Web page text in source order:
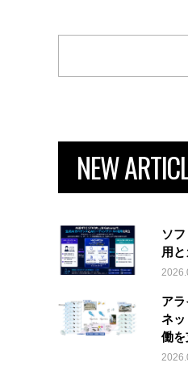
NEW
ソ
用
ア
ネ
働を